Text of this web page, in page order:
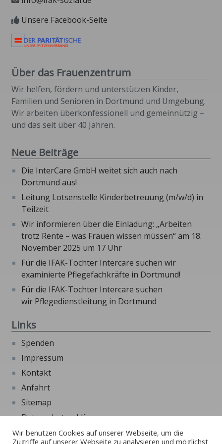
Unsere Facebook-Seite
Über das Frauenzentrum
Wir helfen, fördern und unterstützen Kinder,
Familien und Senioren in Dortmund und Umgebung.
Wir arbeiten überkonfessionell und gemeinnützig –
und das seit über 40 Jahren.
Neue Beiträge
Die InterCare GmbH weitet sich auch nach
Dortmund aus!
Leitung Lotsenstelle Kinderbetreuung (m/w/d) in
Teilzeit
Wir informieren über die Einladung: „Arbeiten
trotz Rente – was Frauen wissen müssen“ am 18.
November 2025 um 17 Uhr
Für die IFAK-Tochter Intercare suchen wir
examinierte Pflegefachkräfte in Dortmund!
Für die IFAK-Tochter Intercare suchen
wir Pflegedienstleitung in Dortmund
Links
Spenden
Impressum
Kontakt
Anfahrt
Sitemap
Datenschutzerklärung
Beschwerdeformular
Wir benutzen Cookies auf unserer Webseite, um die
Zugriffe auf unserer Webseite zu analysieren und möglichst